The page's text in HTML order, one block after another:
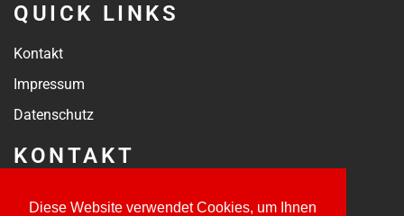
QUICK LINKS
Kontakt
Impressum
Datenschutz
KONTAKT
Diese Website verwendet Cookies, um Ihnen